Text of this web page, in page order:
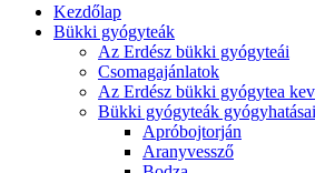
Kezdőlap
Bükki gyógyteák
Az Erdész bükki gyógyteái
Csomagajánlatok
Az Erdész bükki gyógytea
Bükki gyógyteák
Apróbojtorján
Aranyvessző